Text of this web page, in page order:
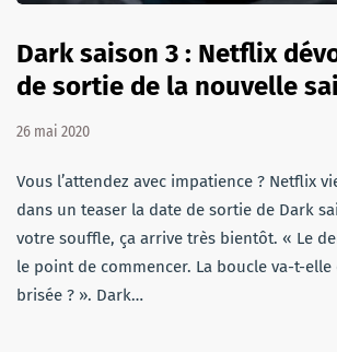
Dark saison 3 : Netflix
de sortie de la nouvelle
26 mai 2020
Vous l’attendez avec impatience ? Netflix
dans un teaser la date de sortie de Dark
votre souffle, ça arrive très bientôt. « Le
le point de commencer. La boucle va-t-
brisée ? ». Dark…